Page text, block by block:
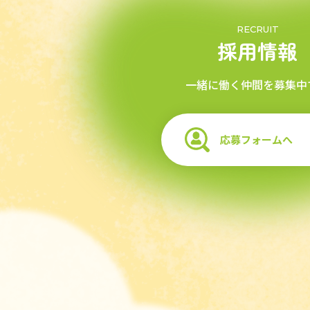
RECRUIT
採用情報
一緒に働く仲間を募集
応募フォームへ